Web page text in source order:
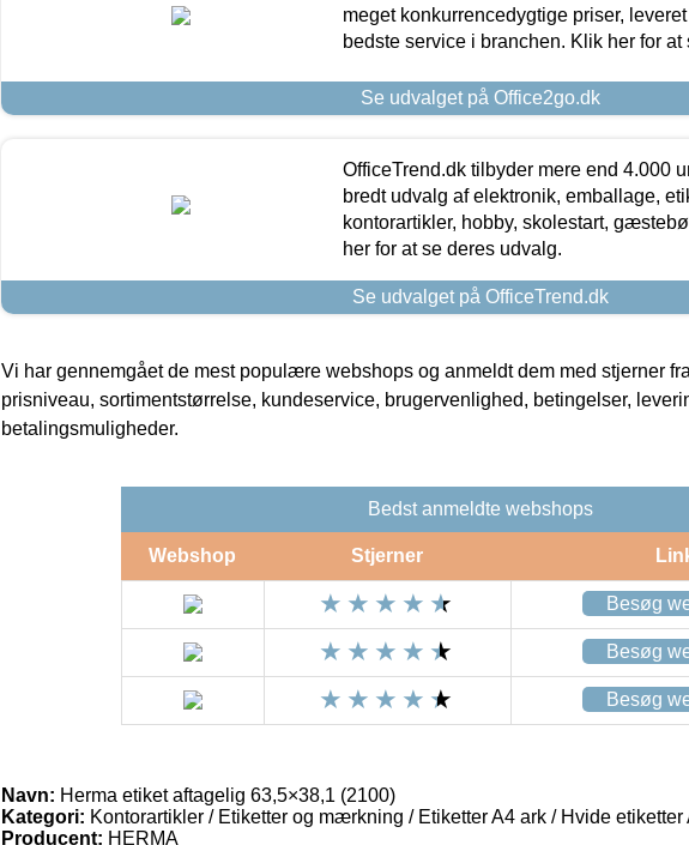
meget konkurrencedygtige priser,
bedste service i branchen. Klik her for at
Se udvalget på Office2go.dk
OfficeTrend.dk tilbyder mere end 4.000
bredt udvalg af elektronik, emballage,
kontorartikler, hobby, skolestart,
her for at se deres udvalg.
Se udvalget på OfficeTrend.dk
Vi har gennemgået de mest populære webshops og anmeldt dem med stjerner
prisniveau, sortimentstørrelse, kundeservice, brugervenlighed, betingelser,
betalingsmuligheder.
Bedst anmeldte webshops
Webshop Stjerner
Besøg
Besøg
Besøg
Navn: Herma etiket aftagelig 63,5×38,1 (2100)
Kategori: Kontorartikler / Etiketter og mærkning / Etiketter A4 ark / Hvide etiketter
Producent: HERMA